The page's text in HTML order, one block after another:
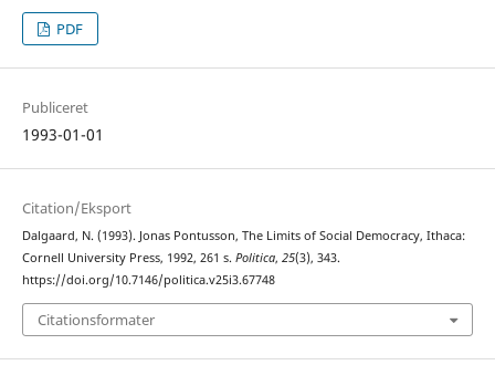
PDF
Publiceret
1993-01-01
Citation/Eksport
Dalgaard, N. (1993). Jonas Pontusson, The Limits of Social Democracy, Ithaca:
Cornell University Press, 1992, 261 s. Politica, 25(3), 343.
https://doi.org/10.7146/politica.v25i3.67748
Citationsformater